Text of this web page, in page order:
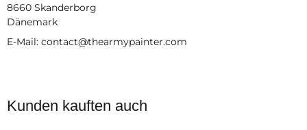
8660 Skanderborg
Dänemark
E-Mail: contact@thearmypainter.com
Kunden kauften auch